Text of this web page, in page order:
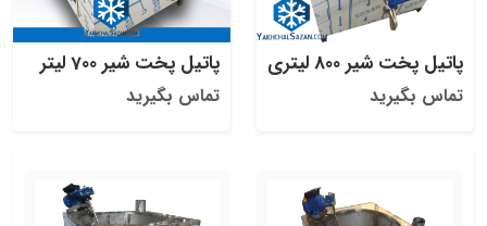
پاتیل پخت شیر 800 لیتری
تماس بگیرید
پاتیل پخت شیر 700 لیتر
تماس بگیرید